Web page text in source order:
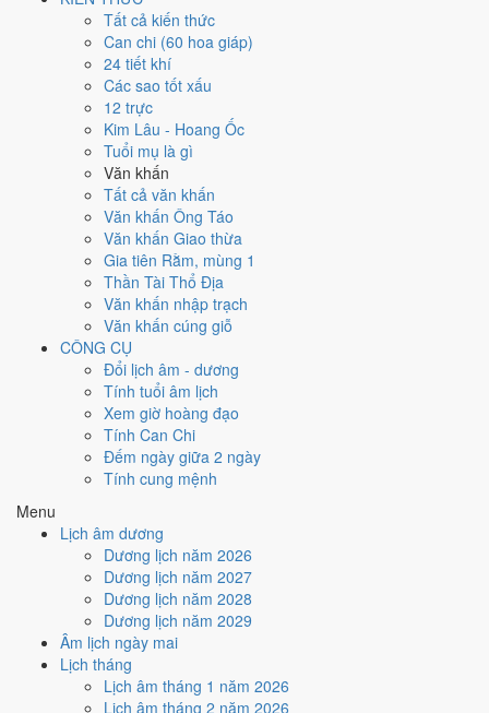
Tất cả kiến thức
Can chi (60 hoa giáp)
24 tiết khí
Các sao tốt xấu
12 trực
Kim Lâu - Hoang Ốc
Tuổi mụ là gì
Văn khấn
Tất cả văn khấn
Văn khấn Ông Táo
Văn khấn Giao thừa
Gia tiên Rằm, mùng 1
Thần Tài Thổ Địa
Văn khấn nhập trạch
Văn khấn cúng giỗ
CÔNG CỤ
Đổi lịch âm - dương
Tính tuổi âm lịch
Xem giờ hoàng đạo
Tính Can Chi
Đếm ngày giữa 2 ngày
Tính cung mệnh
Menu
Lịch âm dương
Dương lịch năm 2026
Dương lịch năm 2027
Dương lịch năm 2028
Dương lịch năm 2029
Âm lịch ngày mai
Lịch tháng
Lịch âm tháng 1 năm 2026
Lịch âm tháng 2 năm 2026
Ngày 12/8/2029 chỉ đạt7.4/10cho việc trọng đại. Có
để thay thế, xem mục xử lý bên dưới.
Ngày 12/8/2029 tốt hay xấu cho
việc gì?
Ngày 12/8/2029 đạt7.4/10trung bình cho 7 việc chính: cao nhất là
Trồng cây - tỉa cành (10/10), thấp nhất là
. Trực Mãn (ngày đầy đủ, viên mãn nhưng dễ phát sinh thừa)
nhưng gặp Sao Tư Mệnh hoàng đạo nên điểm từng việc chênh nhau
như bảng dưới.
Cưới hỏi - đính hôn
Trung bình
Cưới hỏi - đính hôn hôm nay ở
Ngày Hoàng Đạo
Cách tính ngày tốt
Khai trương - mở cửa hàng
Rất tốt
Khai trương - mở cửa hàng hôm nay ở
Trực Mãn và Ngày Hoàng Đạo
🤝
Ký hợp đồng - giao ước
6
/10Tốt
Ký hợp đồng - giao ước hôm nay ở
Ngày Hoàng Đạo.
Cách tính ngày tốt
🏗️ Động thổ - khởi công
9
/10Rất tốt
Động thổ - khởi công hôm nay ởmức rất tốt (9/10)
Trực Mãn và Ngày Hoàng Đạo.